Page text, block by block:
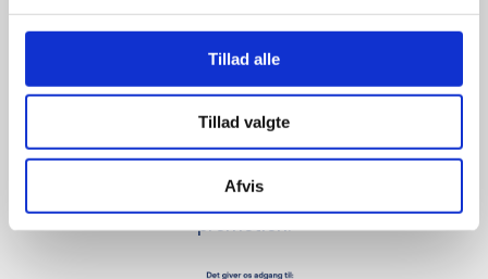
Tillad alle
Tillad valgte
Afvis
giver større
udvalg
For at sikre høj kvalitet og stor
leveringssikkerhed samarbejder vi
med de største og mest
promotion.